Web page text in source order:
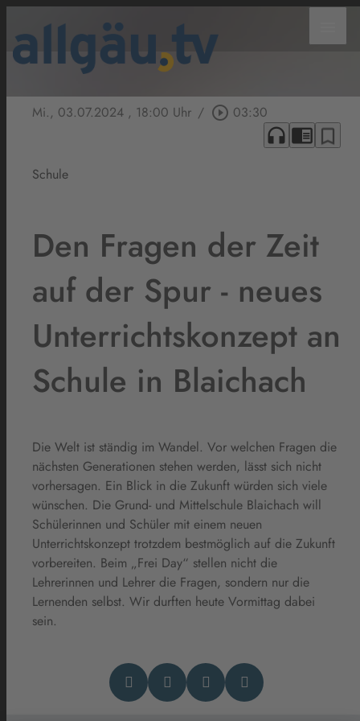
Mi., 03.07.2024 , 18:00 Uhr / play_circle_outline 03:30
headphones chrome_reader_mode bookmark_border
Schule
Den Fragen der Zeit
auf der Spur - neues
Unterrichtskonzept an
Schule in Blaichach
Die Welt ist ständig im Wandel. Vor welchen Fragen die
nächsten Generationen stehen werden, lässt sich nicht
vorhersagen. Ein Blick in die Zukunft würden sich viele
wünschen. Die Grund- und Mittelschule Blaichach will
Schülerinnen und Schüler mit einem neuen
Unterrichtskonzept trotzdem bestmöglich auf die Zukunft
vorbereiten. Beim „Frei Day“ stellen nicht die
Lehrerinnen und Lehrer die Fragen, sondern nur die
Lernenden selbst. Wir durften heute Vormittag dabei
sein.